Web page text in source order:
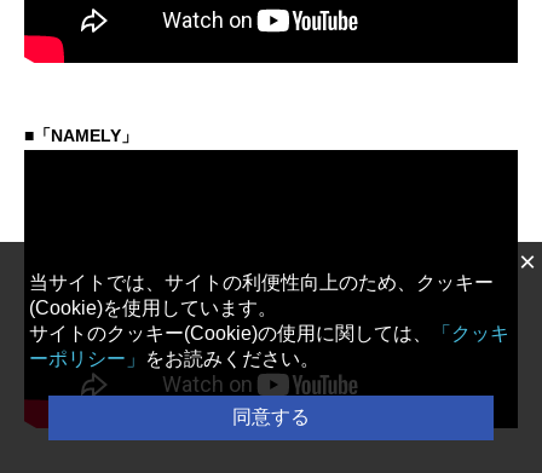
■「NAMELY」
×
当サイトでは、サイトの利便性向上のため、クッキー
(Cookie)を使用しています。
サイトのクッキー(Cookie)の使用に関しては、
「クッキ
ーポリシー」
をお読みください。
同意する